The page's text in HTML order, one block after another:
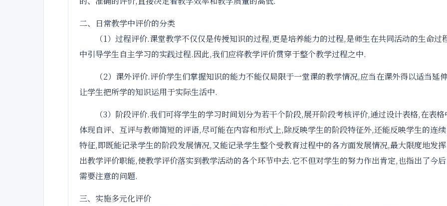
二、日常教学中评价的分类
（1）过程评价.课堂教学不仅仅是传授知识的过程,更是培养能力的过程,是师生在共同活动的生命过
中引导学生自主学习的实践过程.因此,我们应将教学评价贯穿于整个教学过程之中.
（2）课外评价.评价学生们掌握知识的能力不能仅局限于一堂课的教学情况,应当在课外得以适当延
让学生把所学的知识运用于实际生活中.
（3）阶段评价.我们可将学生的学习时间划分为若干个阶段,展开阶段考核评价,通过设计表格,在表格
体现自评、互评与教师简短的评语,尽可能在内容和形式上,除反映学生的阶段特征外,还能反映学生的连续
特征,即既能记录学生的阶段发展情况,又能记录学生整个受教育过程中的各方面发展情况,最大限度地发挥
出教学评价职能,使教学评价落实到教学活动的各个环节中去.它不但对学生的努力作出肯定,也指出了今后
需要注意的问题.
三、实施多元化评价